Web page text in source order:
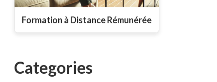
Formation à Distance Rémunérée
Categories